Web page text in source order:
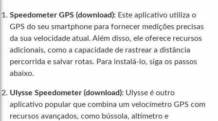
Speedometer GPS (download): Este aplicativo utiliza o
GPS do seu smartphone para fornecer medições precisas
da sua velocidade atual. Além disso, ele oferece recursos
adicionais, como a capacidade de rastrear a distância
percorrida e salvar rotas. Para instalá-lo, siga os passos
abaixo.
Ulysse Speedometer (download): Ulysse é outro
aplicativo popular que combina um velocímetro GPS com
recursos avançados, como bússola, altímetro e